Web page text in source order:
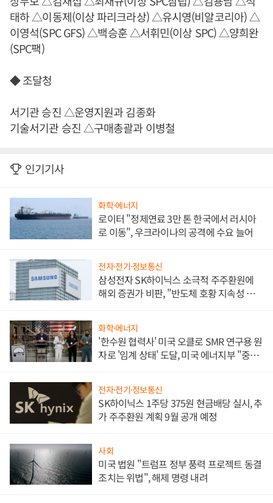
태하 △이동제(이상 파리크라상) △유시영(비알코리아) △
이영석(SPC GFS) △백승훈 △서휘민(이상 SPC) △양희완
(SPC팩)
◆ 조달청
서기관 승진 △운영지원과 김종화
기술서기관 승진 △구매총괄과 이병철
인기기사
화학·에너지
로이터 "정제연료 3만 톤 한국에서 러시아
로 이동", 우크라이나의 공격에 수요 늘어
전자·전기·정보통신
삼성전자 SK하이닉스 소극적 주주환원에
해외 증권가 비판, "반도체 호황 지속성 의
화학·에너지
'한수원 협력사' 미국 오클로 SMR 연구용 원
자로 '임계 상태' 도달, 미국 에너지부 "중요
전자·전기·정보통신
SK하이닉스 1주당 375원 현금배당 실시, 추
가 주주환원 계획 9월 공개 예정
사회
미국 법원 "트럼프 정부 풍력 프로젝트 동결
조치는 위법", 해제 명령 내려